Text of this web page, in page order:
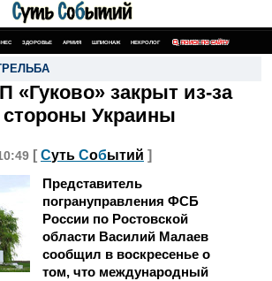
ЗДОРОВЬЕ АРМИЯ ШПИОНАЖ НЕКРОЛОГ ПОИСК ПО САЙТУ
закрыт из-за
стороны Украины
[ Суть Событий ]
Представитель
погрануправления ФСБ
России по Ростовской
области Василий Малаев
сообщил в воскресенье о
том, что международный